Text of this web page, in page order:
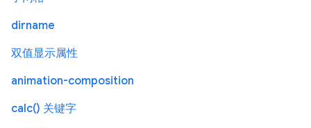
dirname
双值显示属性
animation-composition
calc() 关键字